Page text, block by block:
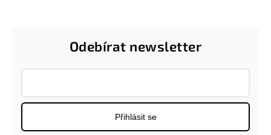
Odebírat newsletter
Přihlásit se